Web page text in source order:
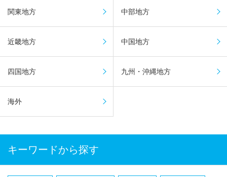
関東地方 中部地方
近畿地方 中国地方
四国地方 九州・沖縄地方
海外
キーワードから探す